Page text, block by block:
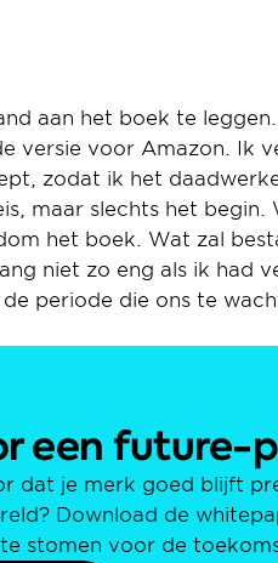
aan het boek te
versie voor Amazon. Ik
zodat ik het
maar slechts het begin.
het boek. Wat zal
niet zo eng als ik had
periode die ons te
een future-
dat je merk goed blijft
Download de
stomen voor de